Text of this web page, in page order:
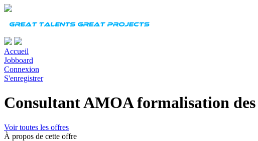
Accueil
Jobboard
Connexion
S'enregistrer
Consultant AMOA formalisation des
Voir toutes les offres
À propos de cette offre